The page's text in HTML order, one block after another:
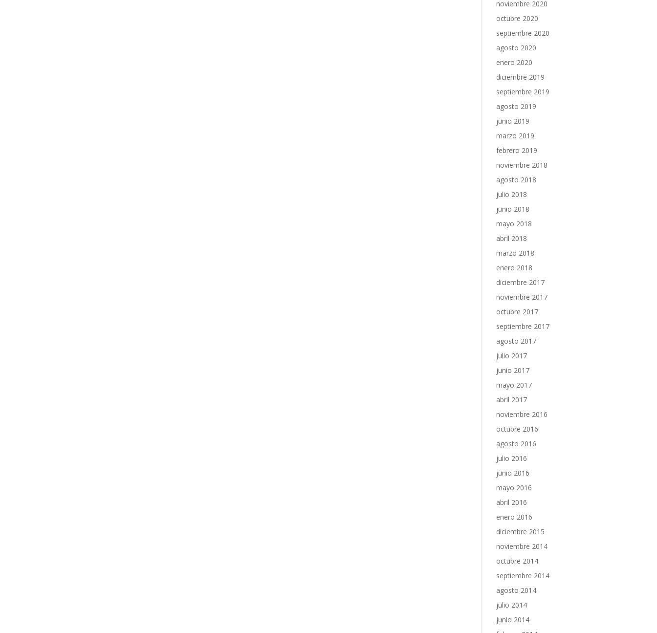
noviembre 2020
octubre 2020
septiembre 2020
agosto 2020
enero 2020
diciembre 2019
septiembre 2019
agosto 2019
junio 2019
marzo 2019
febrero 2019
noviembre 2018
agosto 2018
julio 2018
junio 2018
mayo 2018
abril 2018
marzo 2018
enero 2018
diciembre 2017
noviembre 2017
octubre 2017
septiembre 2017
agosto 2017
julio 2017
junio 2017
mayo 2017
abril 2017
noviembre 2016
octubre 2016
agosto 2016
julio 2016
junio 2016
mayo 2016
abril 2016
enero 2016
diciembre 2015
noviembre 2014
octubre 2014
septiembre 2014
agosto 2014
julio 2014
junio 2014